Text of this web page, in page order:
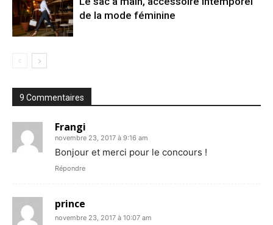
de la mode féminine
9 Commentaires
Frangi
novembre 23, 2017 à 9:16 am
Bonjour et merci pour le concours !
Répondre
prince
novembre 23, 2017 à 10:07 am